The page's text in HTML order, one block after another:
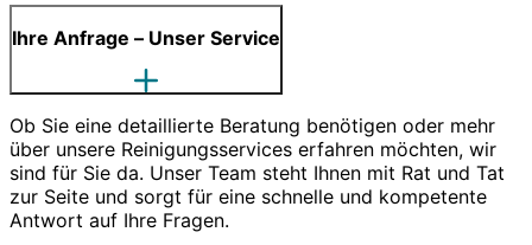
Ihre Anfrage – Unser Service
Ob Sie eine detaillierte Beratung benötigen oder mehr
über unsere Reinigungsservices erfahren möchten, wir
sind für Sie da. Unser Team steht Ihnen mit Rat und Tat
zur Seite und sorgt für eine schnelle und kompetente
Antwort auf Ihre Fragen.